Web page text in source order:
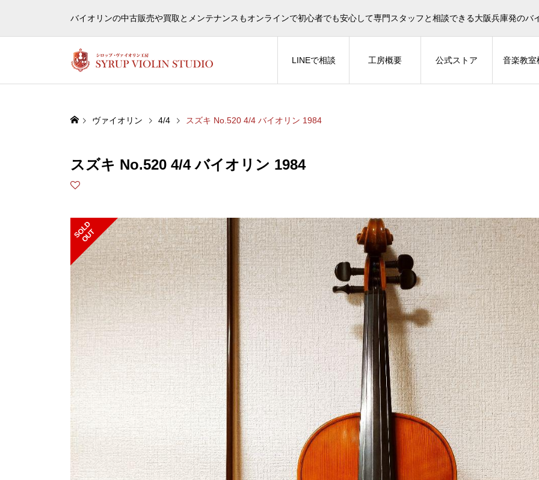
バイオリンの中古販売や買取とメンテナンスもオンラインで初心者でも安心して専門スタッフと相談できる大阪兵庫発のバ
LINEで相談 工房概要 公式ストア 音楽教室
ヴァイオリン 4/4 スズキ No.520 4/4 バイオリン 1984
スズキ No.520 4/4 バイオリン 1984
S
O
L
D
O
U
T
ヴァイオリン選びについてタサカ工房長にLINE相談も頂けます。